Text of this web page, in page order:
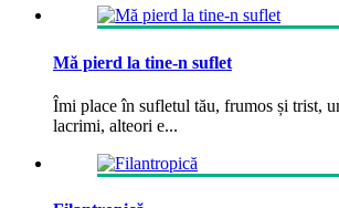
Mă pierd la tine-n suflet
Îmi place în sufletul tău, frumos și trist,
lacrimi, alteori e...